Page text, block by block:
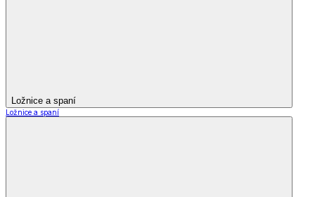
Ložnice a spaní
Ložnice a spaní